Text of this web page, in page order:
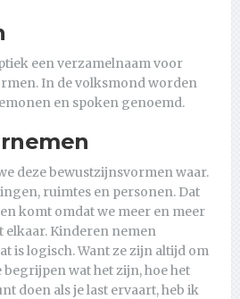
een verzamelnaam voor
In de volksmond worden
en spoken genoemd.
deze bewustzijnsvormen waar.
ruimtes en personen. Dat
komt omdat we meer en meer
elkaar. Kinderen nemen
is logisch. Want ze zijn altijd om
begrijpen wat het zijn, hoe het
doen als je last ervaart, heb ik